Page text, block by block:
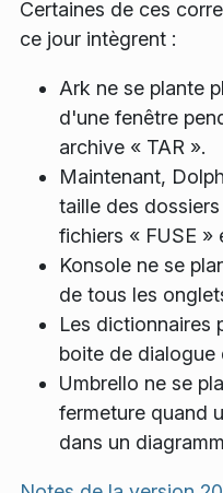
Certaines de ces
ce jour intègrent :
Ark ne se plante
d'une fenêtre
archive « TAR ».
Maintenant,
taille des
fichiers « FUSE »
Konsole ne se
de tous les
Les dictionnaires
boite de dialogue
Umbrello ne se
fermeture quand
dans un